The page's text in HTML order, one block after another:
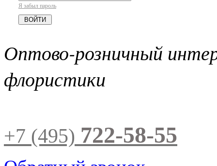
Я забыл пароль
Оптово-розничный
флористики
+7 (495) 722-58-55